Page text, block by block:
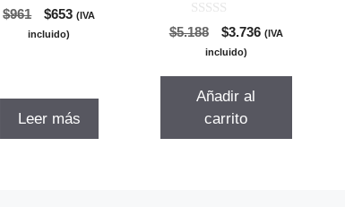
0
d
$961
El
precio
$653El(IVA
incluido)
Leer más
0
d
$5.188
El
precio
era:
$5.188.
$3.736El(IVA
incluido)
Añadir al
carrito